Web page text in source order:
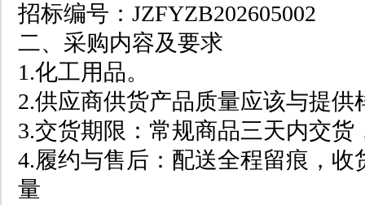
招标编号：JZFYZB202605002
二、采购内容及要求
1.化工用品。
2.供应商供货产品质量应该与提供
3.交货期限：常规商品三天内交
4.履约与售后：配送全程留痕，
量